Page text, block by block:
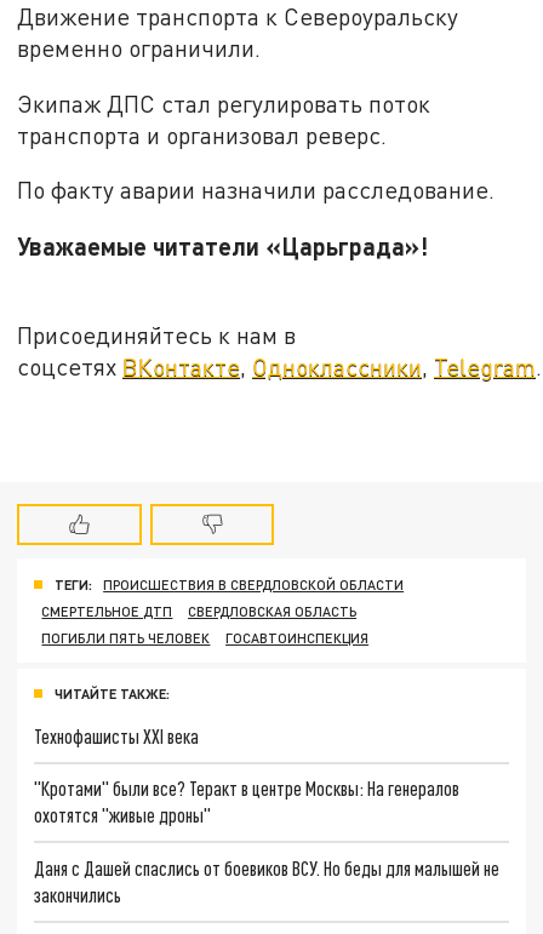
Движение транспорта к Североуральску
временно ограничили.
Экипаж ДПС стал регулировать поток
транспорта и организовал реверс.
По факту аварии назначили расследование.
Уважаемые читатели «Царьграда»!
Присоединяйтесь к нам в
соцсетях ВКонтакте, Одноклассники, Telegram.
ТЕГИ:
ПРОИСШЕСТВИЯ В СВЕРДЛОВСКОЙ ОБЛАСТИ
СМЕРТЕЛЬНОЕ ДТП
СВЕРДЛОВСКАЯ ОБЛАСТЬ
ПОГИБЛИ ПЯТЬ ЧЕЛОВЕК
ГОСАВТОИНСПЕКЦИЯ
ЧИТАЙТЕ ТАКЖЕ:
Технофашисты XXI века
"Кротами" были все? Теракт в центре Москвы: На генералов
охотятся "живые дроны"
Даня с Дашей спаслись от боевиков ВСУ. Но беды для малышей не
закончились